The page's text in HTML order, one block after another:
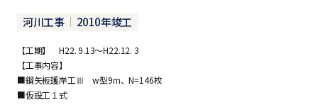
河川工事 2010年竣工
【工期】 H22. 9.13～H22.12. 3
【工事内容】
■鋼矢板護岸工Ⅲ w型9m、N=146枚
■仮設工１式